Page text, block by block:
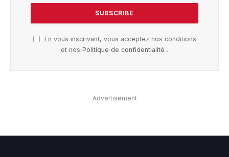
En vous inscrivant, vous acceptez nos conditions
et nos Politique de confidentialité .
Advertisement